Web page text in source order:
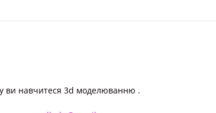
ви навчитеся 3d моделюванню .